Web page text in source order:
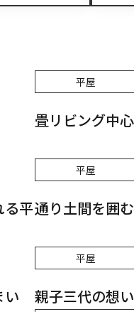
平屋
畳リビング中
る平
平屋
通り土間を囲
い
平屋
親子三代の想